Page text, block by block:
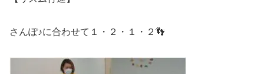
さんぽ♪に合わせて１・２・１・２👣